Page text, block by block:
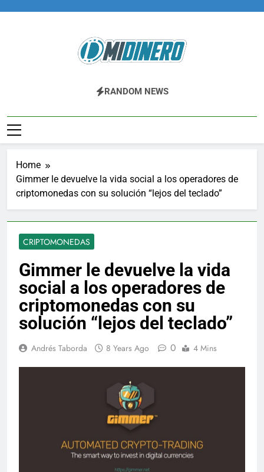
Midinero.co
Fintech, Criptomonedas
RANDOM NEWS
Home
Gimmer le devuelve la vida social a los operadores de
criptomonedas con su solución “lejos del teclado”
CRIPTOMONEDAS
Gimmer le devuelve la vida
social a los operadores de
criptomonedas con su
solución “lejos del teclado”
Andrés Taborda 8 Years Ago 0 4 Mins